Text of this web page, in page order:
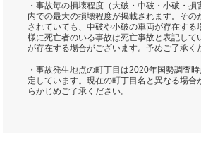
・事故毎の損壊程度（大破・中破・小破・損
内での最大の損壊程度が掲載されます。その
されていても、中破や小破の車両が存在する
様に死亡者のいる事故は死亡事故と表記して
が存在する場合がございます。予めご了承く
・事故発生地点の町丁目は2020年国勢調査
定しています。現在の町丁目名と異なる場合
らかじめご了承ください。